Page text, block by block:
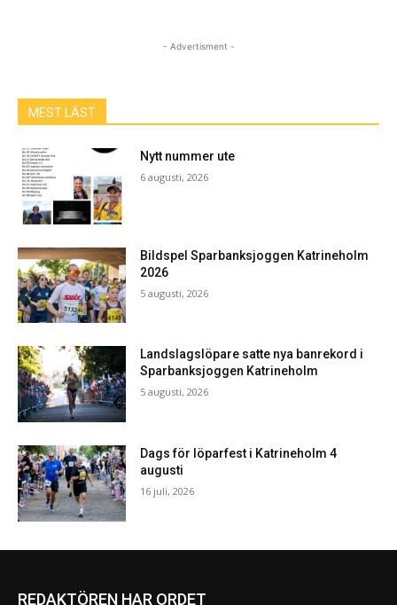
- Advertisment -
MEST LÄST
Nytt nummer ute
6 augusti, 2026
Bildspel Sparbanksjoggen Katrineholm
2026
5 augusti, 2026
Landslagslöpare satte nya banrekord i
Sparbanksjoggen Katrineholm
5 augusti, 2026
Dags för löparfest i Katrineholm 4
augusti
16 juli, 2026
REDAKTÖREN HAR ORDET